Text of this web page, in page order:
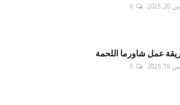
2025
0
عمل شاورما اللحمة
2025
0